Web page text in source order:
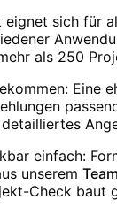
sich für
als 250
Eine
einfach:
unserem Team
Check baut